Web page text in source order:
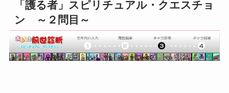
「護る者」スピリチュアル・クエスチョ
ン ～２問目～